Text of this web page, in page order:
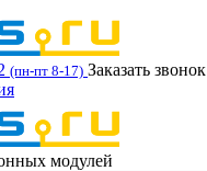
(пн-пт 8-17) Заказать звонок
модулей